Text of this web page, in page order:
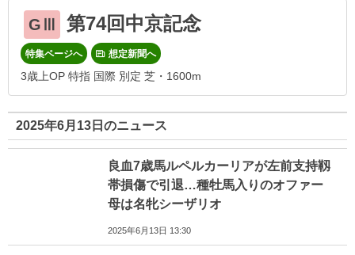
GⅢ 第74回中京記念
特集ページへ 想定新聞へ
3歳上OP 特指 国際 別定 芝・1600m
2025年6月13日のニュース
良血7歳馬ルペルカーリアが左前支持靱
帯損傷で引退…種牡馬入りのオファー
母は名牝シーザリオ
2025年6月13日 13:30